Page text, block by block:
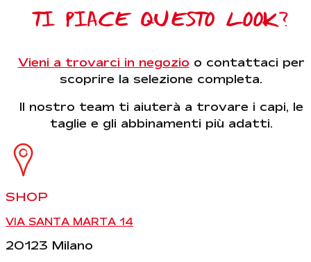
TI PIACE QUESTO LOOK?
Vieni a trovarci in negozio o contattaci per
scoprire la selezione completa.
Il nostro team ti aiuterà a trovare i capi, le
taglie e gli abbinamenti più adatti.
SHOP
VIA SANTA MARTA 14
20123 Milano